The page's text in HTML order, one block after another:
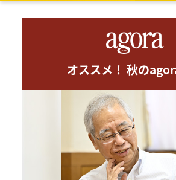
オススメ！ 秋の